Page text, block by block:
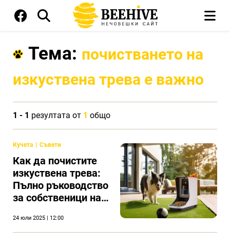
Тема: почистването на
изкуствена трева е важно
1 - 1 резултата от 1 общо
Кучета Съвети
Как да почистите
изкуствена трева:
Пълно ръководство
за собственици на
24 юли 2025 | 12:00